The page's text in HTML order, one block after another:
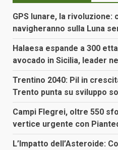
GPS lunare, la rivoluzione:
navigheranno sulla Luna
Halaesa espande a 300
avocado in Sicilia, leader
Trentino 2040: Pil in
Trento punta su sviluppo
Campi Flegrei, oltre 550
vertice urgente con
L’Impatto dell’Asteroide: